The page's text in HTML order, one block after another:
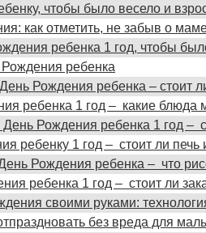
чтобы было весело и
как отметить, не забыв о
ребенка 1 год, чтобы
ребенка
Рождения ребенка – стоит
ребенка 1 год – какие блюда
Рождения ребенка 1 год –
ребенку 1 год – стоит ли печь
Рождения ребенка – что
ребенка 1 год – стоит ли
своими руками:
без вреда для